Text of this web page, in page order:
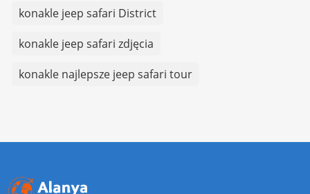
konakle jeep safari District
konakle jeep safari zdjęcia
konakle najlepsze jeep safari tour